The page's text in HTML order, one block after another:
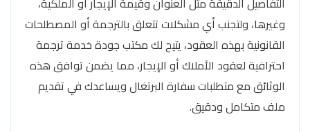
وغيرها، ولتجنب أي مشكلات تتعلق بالترجمة أو المصطلحات
القانونية بهذه العقود، يتيح لك مكتب جودة خدمة ترجمة
احترافية لعقود الأملاك أو الإيجار، مما يضمن توافق هذه
الوثائق مع متطلبات سفارة البرتغال ويساعدك في تقديم
ملف متكامل ودقيق.